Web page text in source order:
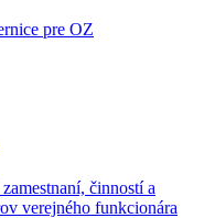
pre OZ
činností a
verejného funkcionára